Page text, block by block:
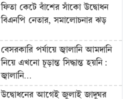
ফিতা কেটে বাঁশের সাঁকো উদ্বোধন
বিএনপি নেতার, সমালোচনার ঝড়
বেসরকারি পর্যায়ে জ্বালানি আমদানি
নিয়ে এখনো চূড়ান্ত সিদ্ধান্ত হয়নি:
জ্বালানি…
উদ্বোধনের আগেই জুলাই জাদুঘর